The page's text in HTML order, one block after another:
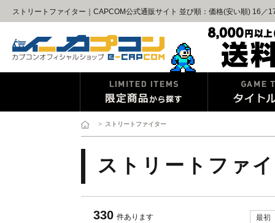
ストリートファイター｜CAPCOM公式通販サイト 並び順：価格(安い順) 16／
> ストリートファイター
ストリートファ
330 件あります 最初